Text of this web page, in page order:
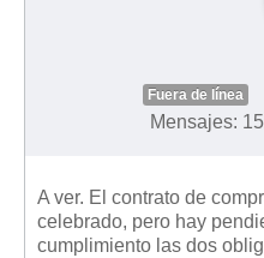
Fuera de línea
Mensajes:
A ver. El contrato de
celebrado, pero hay
cumplimiento las dos